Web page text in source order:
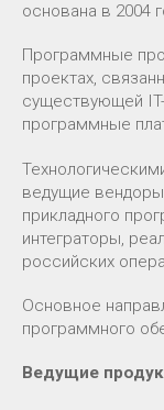
основана в 2004
Программные
проектах,
существующей
программные
ведущие
прикладного
интеграторы,
российских
Основное
программного
Ведущие